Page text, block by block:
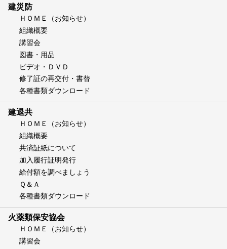
建災防
ＨＯＭＥ（お知らせ）
組織概要
講習会
図書・用品
ビデオ・ＤＶＤ
修了証の再交付・書替
各種書類ダウンロード
建退共
ＨＯＭＥ（お知らせ）
組織概要
共済証紙について
加入履行証明発行
給付額を調べましょう
Ｑ＆Ａ
各種書類ダウンロード
火薬類保安協会
ＨＯＭＥ（お知らせ）
講習会